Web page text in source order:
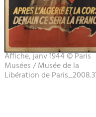
Affiche, janv 1944 © Paris
Musées / Musée de la
Libération de